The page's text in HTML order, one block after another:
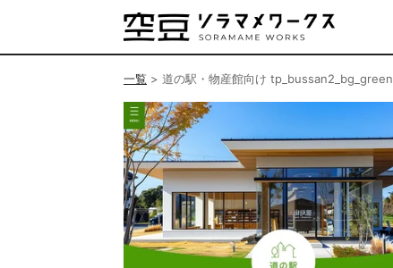
一覧 > 道の駅・物産館向け tp_bussan2_bg_green